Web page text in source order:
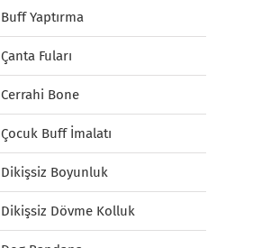
Buff Yaptırma
Çanta Fuları
Cerrahi Bone
Çocuk Buff İmalatı
Dikişsiz Boyunluk
Dikişsiz Dövme Kolluk